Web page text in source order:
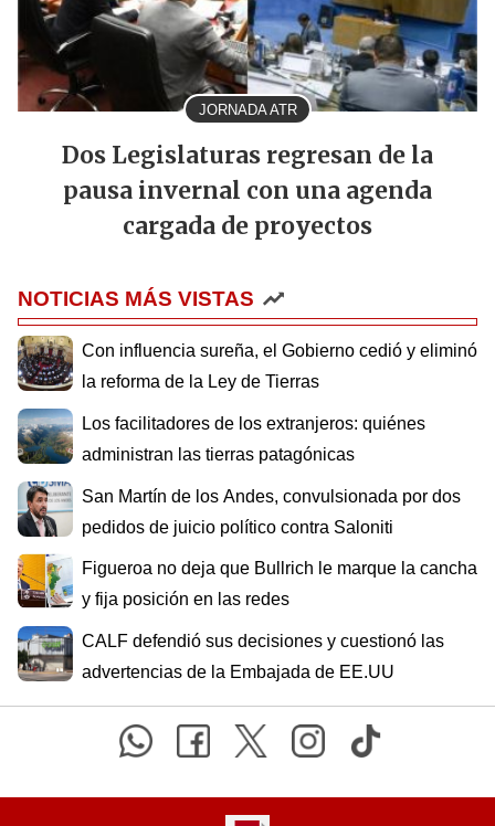
JORNADA ATR
Dos Legislaturas regresan de la
pausa invernal con una agenda
cargada de proyectos
NOTICIAS MÁS VISTAS
Con influencia sureña, el Gobierno cedió y eliminó
la reforma de la Ley de Tierras
Los facilitadores de los extranjeros: quiénes
administran las tierras patagónicas
San Martín de los Andes, convulsionada por dos
pedidos de juicio político contra Saloniti
Figueroa no deja que Bullrich le marque la cancha
y fija posición en las redes
CALF defendió sus decisiones y cuestionó las
advertencias de la Embajada de EE.UU